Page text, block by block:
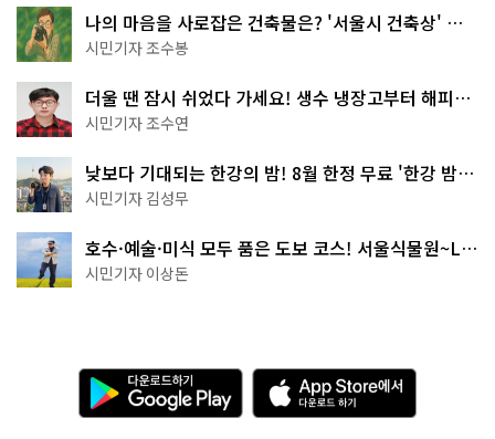
나의 마음을 사로잡은 건축물은? '서울시 건축상' 수
상작 공개!
시민기자 조수봉
더울 땐 잠시 쉬었다 가세요! 생수 냉장고부터 해피소
·무더위쉼터까지
시민기자 조수연
낮보다 기대되는 한강의 밤! 8월 한정 무료 '한강 밤
핑' 예약은?
시민기자 김성무
호수·예술·미식 모두 품은 도보 코스! 서울식물원~LG
아트센터~마곡테라스거리
시민기자 이상돈
다
운
로
A
p
p